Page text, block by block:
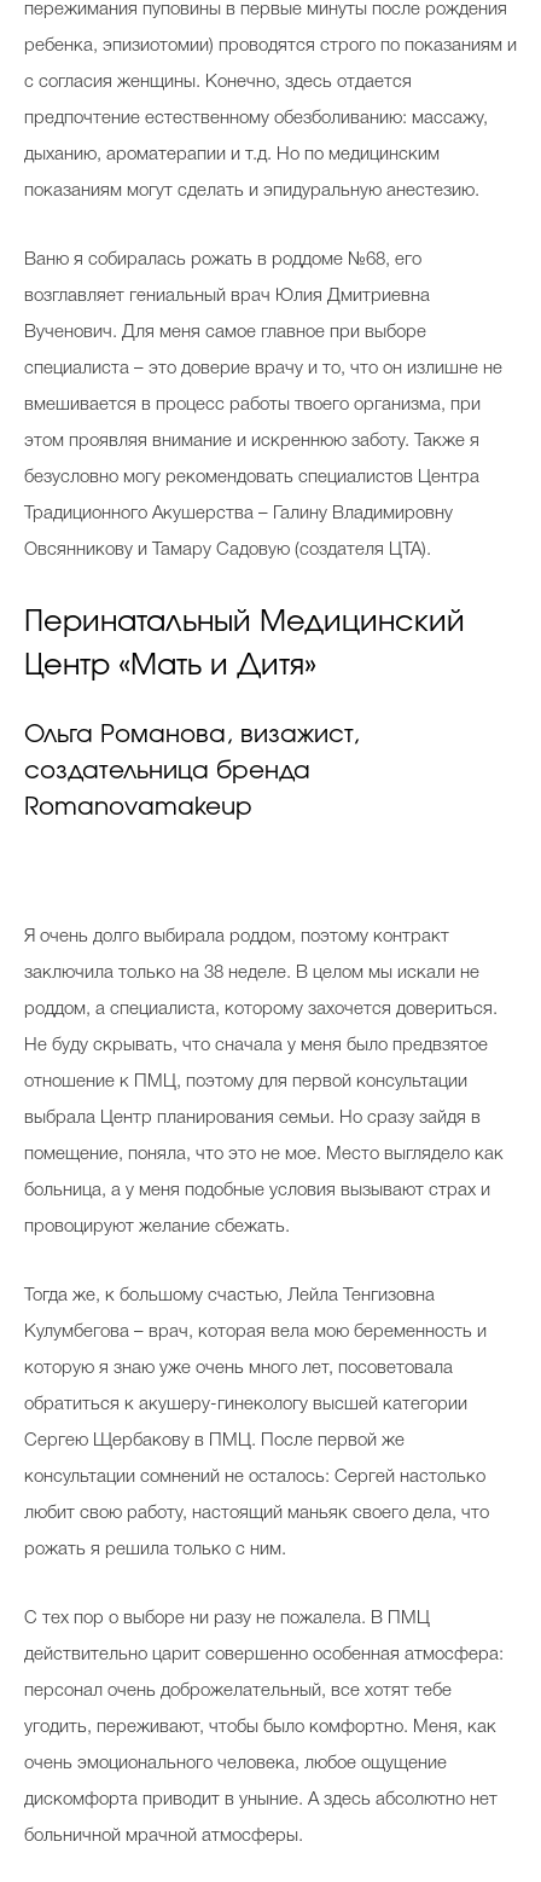
пережимания пуповины в первые минуты после рождения
ребенка, эпизиотомии) проводятся строго по показаниям и
с согласия женщины. Конечно, здесь отдается
предпочтение естественному обезболиванию: массажу,
дыханию, ароматерапии и т.д. Но по медицинским
показаниям могут сделать и эпидуральную анестезию.
Ваню я собиралась рожать в роддоме №68, его
возглавляет гениальный врач Юлия Дмитриевна
Вученович. Для меня самое главное при выборе
специалиста – это доверие врачу и то, что он излишне не
вмешивается в процесс работы твоего организма, при
этом проявляя внимание и искреннюю заботу. Также я
безусловно могу рекомендовать специалистов Центра
Традиционного Акушерства – Галину Владимировну
Овсянникову и Тамару Садовую (создателя ЦТА).
Перинатальный Медицинский
Центр «Мать и Дитя»
Ольга Романова, визажист,
создательница бренда
Romanovamakeup
Я очень долго выбирала роддом, поэтому контракт
заключила только на 38 неделе. В целом мы искали не
роддом, а специалиста, которому захочется довериться.
Не буду скрывать, что сначала у меня было предвзятое
отношение к ПМЦ, поэтому для первой консультации
выбрала Центр планирования семьи. Но сразу зайдя в
помещение, поняла, что это не мое. Место выглядело как
больница, а у меня подобные условия вызывают страх и
провоцируют желание сбежать.
Тогда же, к большому счастью, Лейла Тенгизовна
Кулумбегова – врач, которая вела мою беременность и
которую я знаю уже очень много лет, посоветовала
обратиться к акушеру-гинекологу высшей категории
Сергею Щербакову в ПМЦ. После первой же
консультации сомнений не осталось: Сергей настолько
любит свою работу, настоящий маньяк своего дела, что
рожать я решила только с ним.
С тех пор о выборе ни разу не пожалела. В ПМЦ
действительно царит совершенно особенная атмосфера:
персонал очень доброжелательный, все хотят тебе
угодить, переживают, чтобы было комфортно. Меня, как
очень эмоционального человека, любое ощущение
дискомфорта приводит в уныние. А здесь абсолютно нет
больничной мрачной атмосферы.